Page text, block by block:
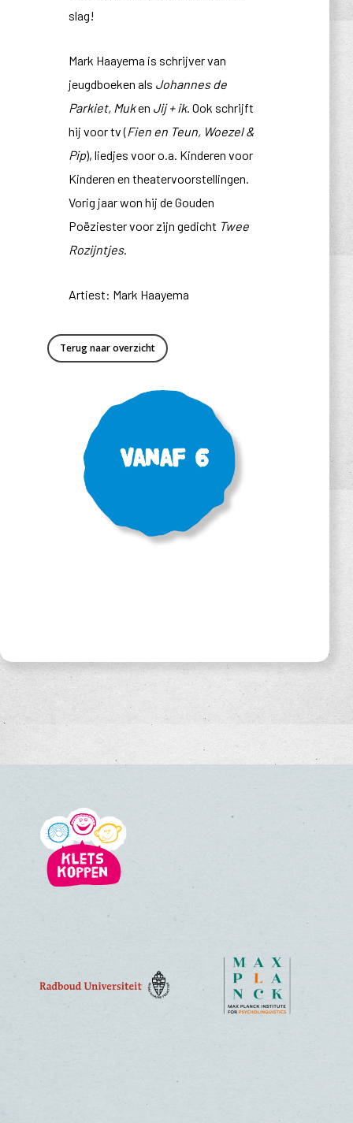
slag!
Mark Haayema is schrijver van
jeugdboeken als Johannes de
Parkiet, Muken Jij + ik. Ook schrijft
hij voor tv (Fien en Teun, Woezel &
Pip), liedjes voor o.a. Kinderen voor
Kinderen en theatervoorstellingen.
Vorig jaar won hij de Gouden
Poëziester voor zijn gedicht Twee
Rozijntjes.
Artiest: Mark Haayema
Terug naar overzicht
Vanaf 6